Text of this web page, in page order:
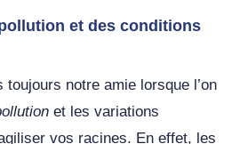
et des conditions
toujours notre amie lorsque l’on
et les variations
vos racines. En effet, les